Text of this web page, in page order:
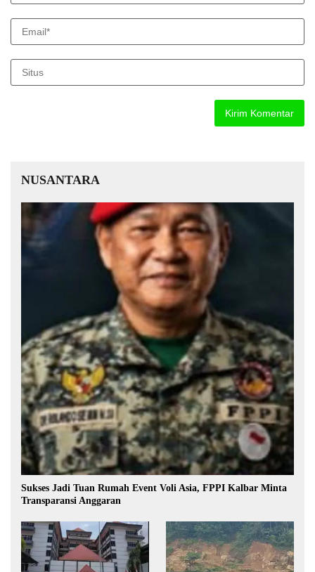
NUSANTARA
Sukses Jadi Tuan Rumah Event Voli Asia, FPPI Kalbar Minta
Transparansi Anggaran